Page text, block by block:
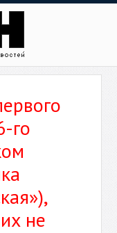
го
не